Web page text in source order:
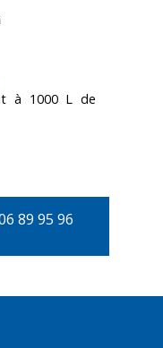
à 1000 L de
89 95 96